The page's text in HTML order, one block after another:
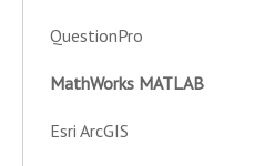
QuestionPro
MathWorks MATLAB
Esri ArcGIS